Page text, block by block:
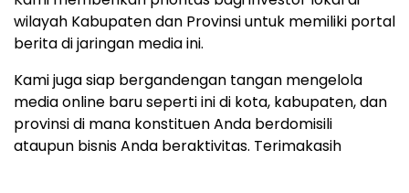
wilayah Kabupaten dan Provinsi untuk memiliki portal
berita di jaringan media ini.
Kami juga siap bergandengan tangan mengelola
media online baru seperti ini di kota, kabupaten, dan
provinsi di mana konstituen Anda berdomisili
ataupun bisnis Anda beraktivitas. Terimakasih